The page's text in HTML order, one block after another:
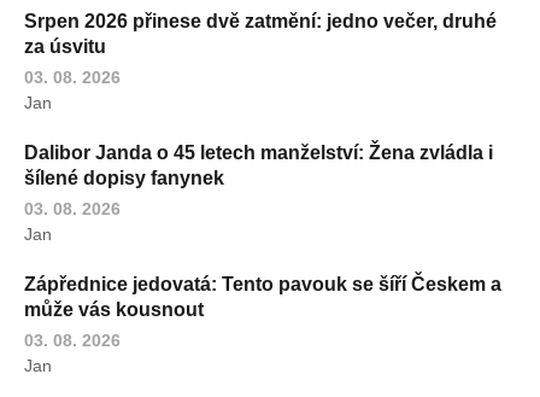
Srpen 2026 přinese dvě zatmění: jedno večer, druhé
za úsvitu
03. 08. 2026
Jan
Dalibor Janda o 45 letech manželství: Žena zvládla i
šílené dopisy fanynek
03. 08. 2026
Jan
Zápřednice jedovatá: Tento pavouk se šíří Českem a
může vás kousnout
03. 08. 2026
Jan